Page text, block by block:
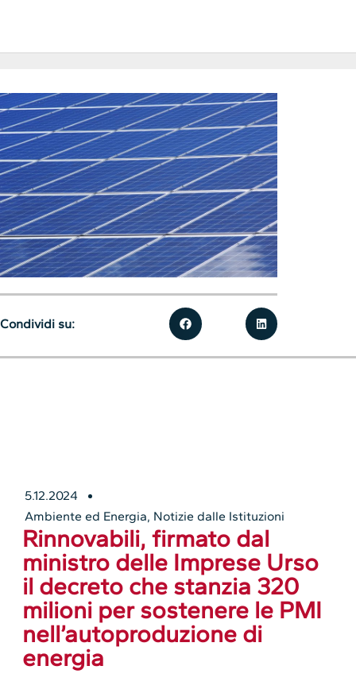
5.12.2024
Ambiente ed Energia, Notizie dalle Istituzioni
Rinnovabili, firmato dal
ministro delle Imprese Urso
il decreto che stanzia 320
milioni per sostenere le PMI
nell’autoproduzione di
energia
Condividi su: